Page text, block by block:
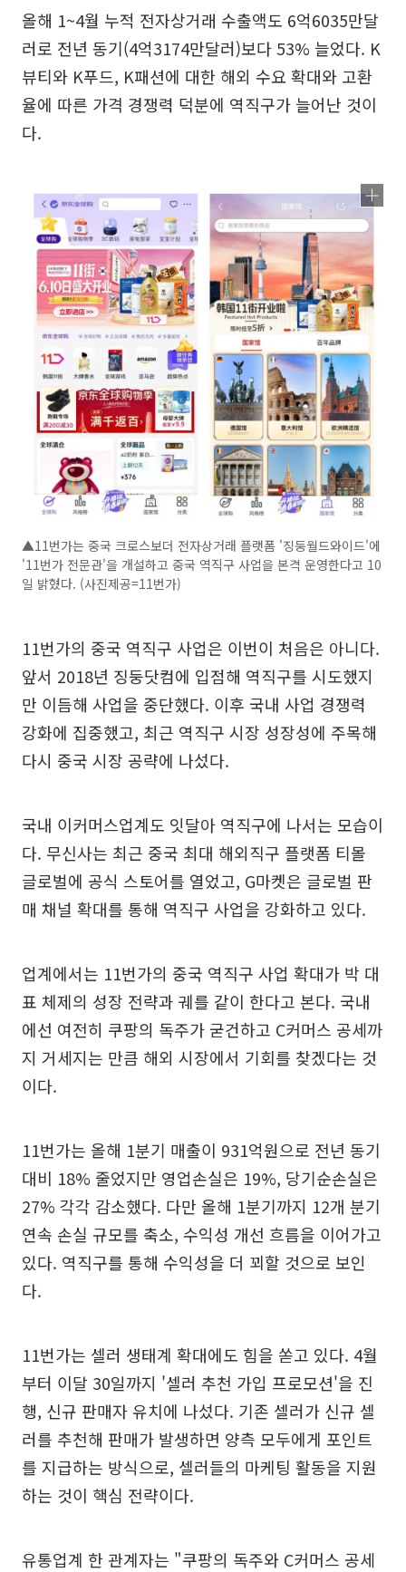
올해 1~4월 누적 전자상거래 수출액도 6억6035만달
러로 전년 동기(4억3174만달러)보다 53% 늘었다. K
뷰티와 K푸드, K패션에 대한 해외 수요 확대와 고환
율에 따른 가격 경쟁력 덕분에 역직구가 늘어난 것이
다.
▲11번가는 중국 크로스보더 전자상거래 플랫폼 '징둥월드와이드'에
'11번가 전문관'을 개설하고 중국 역직구 사업을 본격 운영한다고 10
일 밝혔다. (사진제공=11번가)
11번가의 중국 역직구 사업은 이번이 처음은 아니다.
앞서 2018년 징둥닷컴에 입점해 역직구를 시도했지
만 이듬해 사업을 중단했다. 이후 국내 사업 경쟁력
강화에 집중했고, 최근 역직구 시장 성장성에 주목해
다시 중국 시장 공략에 나섰다.
국내 이커머스업계도 잇달아 역직구에 나서는 모습이
다. 무신사는 최근 중국 최대 해외직구 플랫폼 티몰
글로벌에 공식 스토어를 열었고, G마켓은 글로벌 판
매 채널 확대를 통해 역직구 사업을 강화하고 있다.
업계에서는 11번가의 중국 역직구 사업 확대가 박 대
표 체제의 성장 전략과 궤를 같이 한다고 본다. 국내
에선 여전히 쿠팡의 독주가 굳건하고 C커머스 공세까
지 거세지는 만큼 해외 시장에서 기회를 찾겠다는 것
이다.
11번가는 올해 1분기 매출이 931억원으로 전년 동기
대비 18% 줄었지만 영업손실은 19%, 당기순손실은
27% 각각 감소했다. 다만 올해 1분기까지 12개 분기
연속 손실 규모를 축소, 수익성 개선 흐름을 이어가고
있다. 역직구를 통해 수익성을 더 꾀할 것으로 보인
다.
11번가는 셀러 생태계 확대에도 힘을 쏟고 있다. 4월
부터 이달 30일까지 '셀러 추천 가입 프로모션'을 진
행, 신규 판매자 유치에 나섰다. 기존 셀러가 신규 셀
러를 추천해 판매가 발생하면 양측 모두에게 포인트
를 지급하는 방식으로, 셀러들의 마케팅 활동을 지원
하는 것이 핵심 전략이다.
유통업계 한 관계자는 "쿠팡의 독주와 C커머스 공세